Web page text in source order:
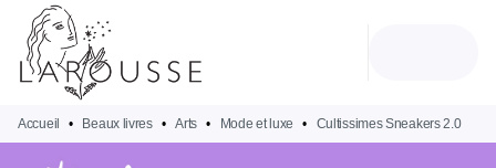
MENU
PIED DE PAGE
Accueil • Beaux livres • Arts • Mode et luxe • Cultissimes Sneakers 2.0